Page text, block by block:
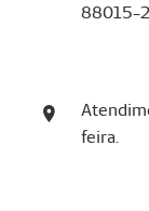
88015-
feira.